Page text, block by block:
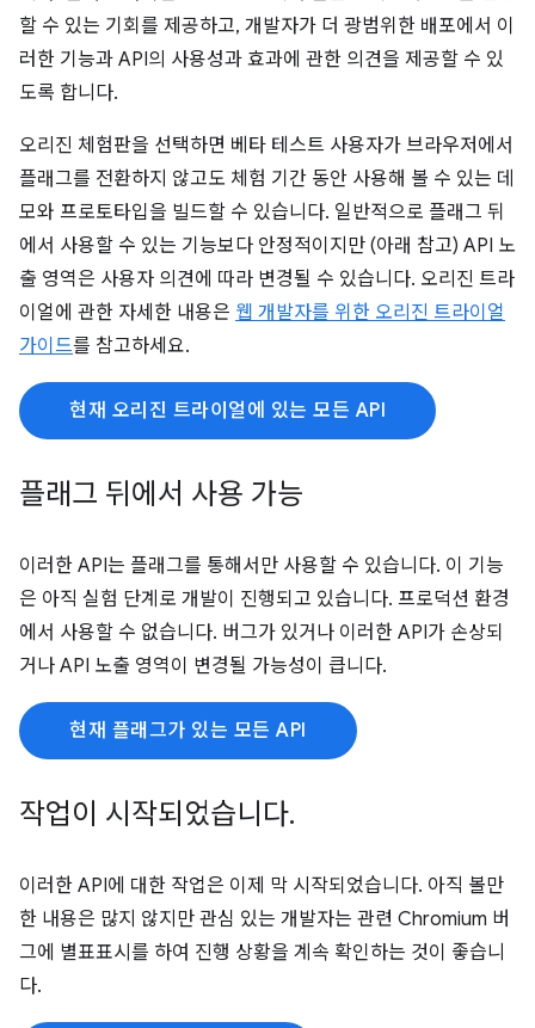
할 수 있는 기회를 제공하고, 개발자가 더 광범위한 배포에서 이
러한 기능과 API의 사용성과 효과에 관한 의견을 제공할 수 있
도록 합니다.
오리진 체험판을 선택하면 베타 테스트 사용자가 브라우저에서
플래그를 전환하지 않고도 체험 기간 동안 사용해 볼 수 있는 데
모와 프로토타입을 빌드할 수 있습니다. 일반적으로 플래그 뒤
에서 사용할 수 있는 기능보다 안정적이지만 (아래 참고) API 노
출 영역은 사용자 의견에 따라 변경될 수 있습니다. 오리진 트라
이얼에 관한 자세한 내용은 웹 개발자를 위한 오리진 트라이얼
가이드를 참고하세요.
현재 오리진 트라이얼에 있는 모든 API
플래그 뒤에서 사용 가능
이러한 API는 플래그를 통해서만 사용할 수 있습니다. 이 기능
은 아직 실험 단계로 개발이 진행되고 있습니다. 프로덕션 환경
에서 사용할 수 없습니다. 버그가 있거나 이러한 API가 손상되
거나 API 노출 영역이 변경될 가능성이 큽니다.
현재 플래그가 있는 모든 API
작업이 시작되었습니다.
이러한 API에 대한 작업은 이제 막 시작되었습니다. 아직 볼만
한 내용은 많지 않지만 관심 있는 개발자는 관련 Chromium 버
그에 별표표시를 하여 진행 상황을 계속 확인하는 것이 좋습니
다.